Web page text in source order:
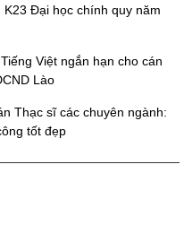
Đại học chính quy năm
Việt ngắn hạn cho cán
Lào
Thạc sĩ các chuyên ngành:
tốt đẹp